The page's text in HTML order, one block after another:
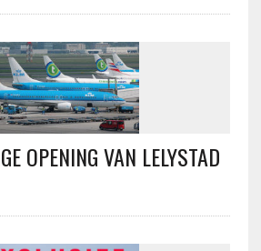
OPENING VAN LELYSTAD